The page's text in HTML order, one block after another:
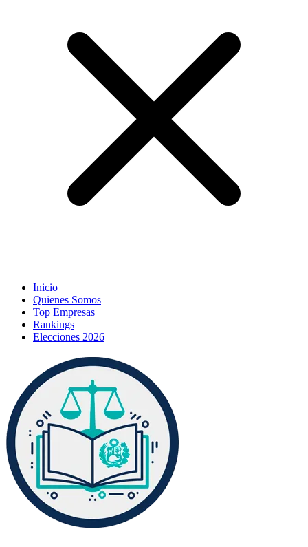
Inicio
Quienes Somos
Top Empresas
Rankings
Elecciones 2026